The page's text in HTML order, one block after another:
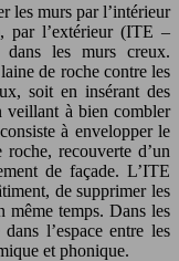
les murs par l’intérieur
par l’extérieur (ITE –
dans les murs creux.
de roche contre les
soit en insérant des
veillant à bien combler
à envelopper le
recouverte d’un
de façade. L’ITE
de supprimer les
même temps. Dans les
l’espace entre les
et phonique.